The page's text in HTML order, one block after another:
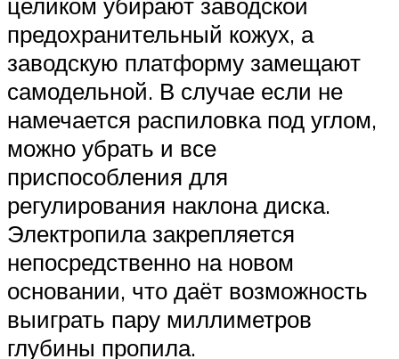
предохранительный кожух, а
заводскую платформу замещают
самодельной. В случае если не
намечается распиловка под углом,
можно убрать и все
приспособления для
регулирования наклона диска.
Электропила закрепляется
непосредственно на новом
основании, что даёт возможность
выиграть пару миллиметров
глубины пропила.